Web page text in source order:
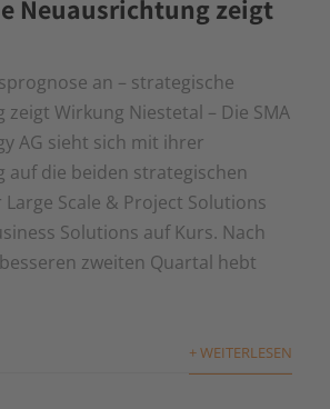
Neuausrichtung zeigt
an – strategische
Wirkung Niestetal – Die SMA
AG sieht sich mit ihrer
auf die beiden strategischen
Scale & Project Solutions
Solutions auf Kurs. Nach
zweiten Quartal hebt
+ WEITERLESEN